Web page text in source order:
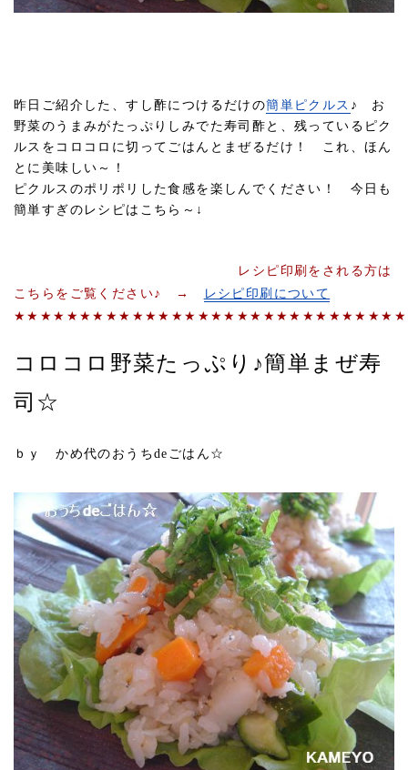
昨日ご紹介した、すし酢につけるだけの簡単ピクルス ♪ お
野菜のうまみがたっぷりしみでた寿司酢と、残っているピク
ルスをコロコロに切ってごはんとまぜるだけ！ これ、ほん
とに美味しい～！
ピクルスのポリポリした食感を楽しんでください！ 今日も
簡単すぎのレシピはこちら～↓
レシピ印刷をされる方は
こちらをご覧ください♪ →
レシピ印刷について
コロコロ野菜たっぷり♪簡単まぜ寿
司☆
ｂｙ かめ代のおうちdeごはん☆